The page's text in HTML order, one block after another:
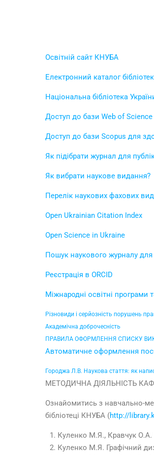
Освітній сайт КНУБА
Електронний каталог
Національна бібліотека
Доступ до бази Web of
Доступ до бази Scopus для
Як підібрати журнал для
Як вибрати наукове видання?
Перелік наукових фахових
Open Ukrainian Citation Index
Open Science in Ukraine
Пошук наукового журналу для
Реєстрація в ORCID
Міжнародні освітні програми
Різновиди і серйозність порушень
Академічна доброчесність
ПРАВИЛА ОФОРМЛЕННЯ СПИСКУ
Автоматичне оформлення
Городжа Л.В. Наукова стаття: як
МЕТОДИЧНА ДІЯЛЬНІСТЬ
Ознайомитись з навчально-
бібліотеці КНУБА (http://
Куленко М.Я., Кравчук О.А.
Куленко М.Я. Графічний